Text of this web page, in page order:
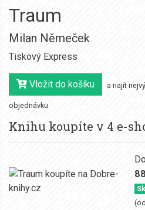
Traum
Milan Němeček
Tiskový Express
Vložit do košíku a najít
objednávku
Knihu koupíte v 4 e-